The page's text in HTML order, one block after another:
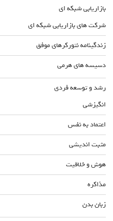
بازاریابی شبکه ای
شرکت های بازاریابی شبکه ای
زندگینامه نتورکرهای موفق
دسیسه های هرمی
رشد و توسعه فردی
انگیزشی
اعتماد به نفس
مثبت اندیشی
هوش و خلاقیت
مذاکره
زبان بدن